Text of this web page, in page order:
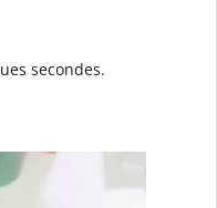
secondes.